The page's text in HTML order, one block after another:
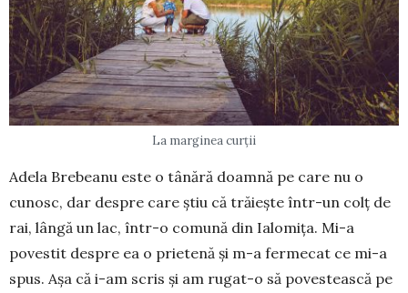
La marginea curții
Adela Brebeanu este o tânără doamnă pe care nu o
cunosc, dar despre care știu că trăiește într-un colț de
rai, lângă un lac, într-o comună din Ialo­mița. Mi-a
povestit despre ea o prietenă și m-a fermecat ce mi-a
spus. Așa că i-am scris și am rugat-o să povestească pe